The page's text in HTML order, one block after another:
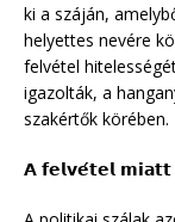
ki a száján,
helyettes nevére
felvétel
igazolták, a
szakértők körében.
𝗔 𝗳𝗲𝗹𝘃𝗲́𝘁𝗲𝗹 𝗺𝗶𝗮𝘁𝘁